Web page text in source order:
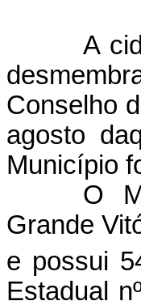
A
Conselho
agosto
Município
O
Grande
e possui
Estadual